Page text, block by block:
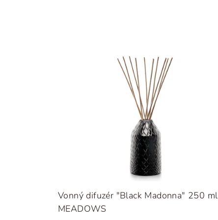
Vonný difuzér "Black Madonna" 250 ml
MEADOWS